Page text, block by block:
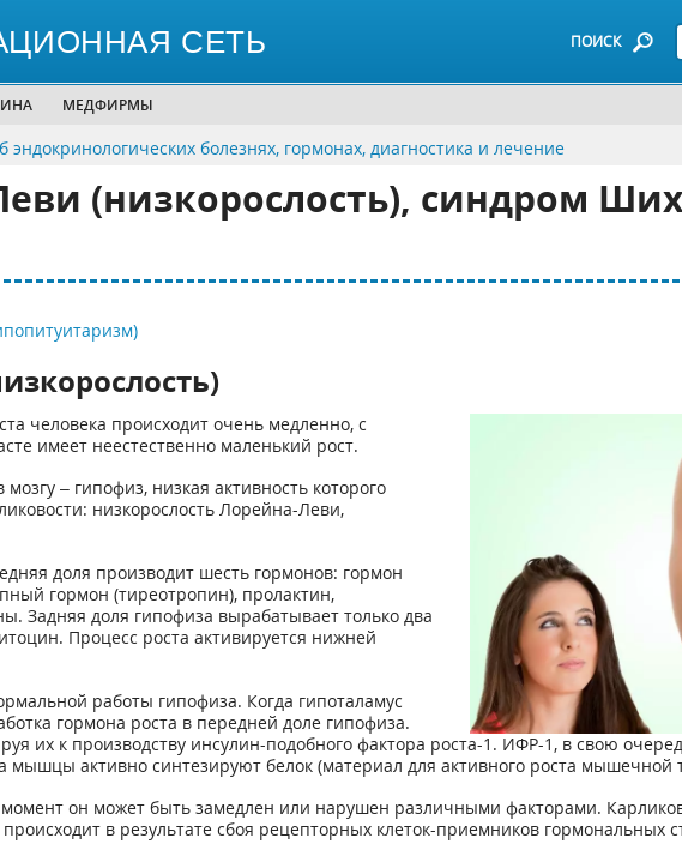
СЕТЬ ПОИСК
МЕДФИРМЫ
эндокринологических болезнях, гормонах, диагностика и лечение
(низкорослость), синдром
человека происходит очень медленно, с
имеет неестественно маленький рост.
– гипофиз, низкая активность которого
низкорослость Лорейна-Леви,
доля производит шесть гормонов: гормон
гормон (тиреотропин), пролактин,
доля гипофиза вырабатывает только два
Процесс роста активируется нижней
работы гипофиза. Когда гипоталамус
гормона роста в передней доле гипофиза.
их к производству инсулин-подобного фактора роста-1. ИФР-1, в свою
мышцы активно синтезируют белок (материал для активного роста мышечной
он может быть замедлен или нарушен различными факторами.
в результате сбоя рецепторных клеток-приемников гормональных